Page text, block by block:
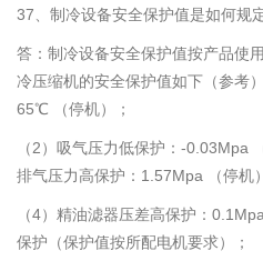
37、制冷设备安全保护值是如何规
答：制冷设备安全保护值按产品使
冷压缩机的安全保护值如下（参考
65℃ （停机）；
（2）吸气压力低保护：-0.03Mpa
排气压力高保护：1.57Mpa （停机
（4）精油滤器压差高保护：
保护（保护值按所配电机要求）；